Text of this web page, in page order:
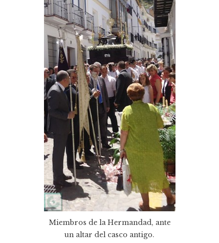
Miembros de la Hermandad, ante
un altar del casco antigo.